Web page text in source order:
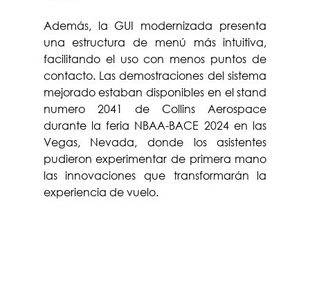
Además, la GUI modernizada presenta
una estructura de menú más intuitiva,
facilitando el uso con menos puntos de
contacto. Las demostraciones del sistema
mejorado estaban disponibles en el stand
numero 2041 de Collins Aerospace
durante la feria NBAA-BACE 2024 en las
Vegas, Nevada, donde los asistentes
pudieron experimentar de primera mano
las innovaciones que transformarán la
experiencia de vuelo.